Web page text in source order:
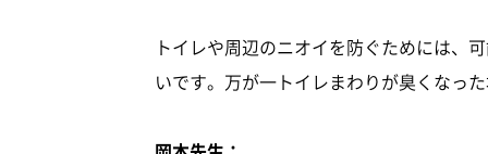
トイレや周辺のニオイを防ぐためには、
いです。万が一トイレまわりが臭くなっ